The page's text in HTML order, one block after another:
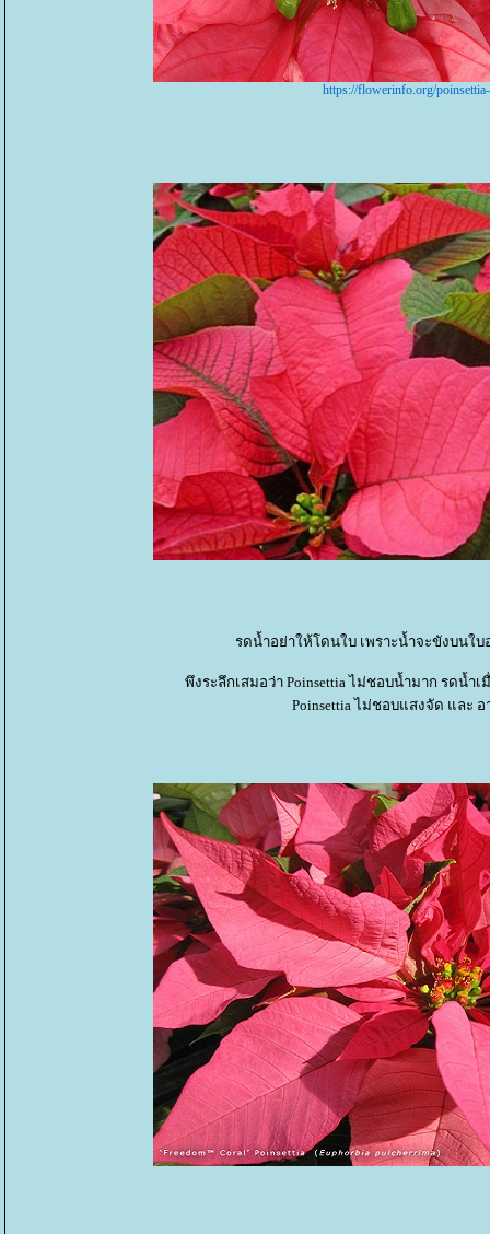
https://flowerinfo.org/
รดน้ำอย่าให้โดนใบ เพราะน้ำจะขังบนใ
พึงระลึกเสมอว่า Poinsettia ไม่ชอบน้ำมาก รดน้ำ
Poinsettia ไม่ชอบแสงจัด และ